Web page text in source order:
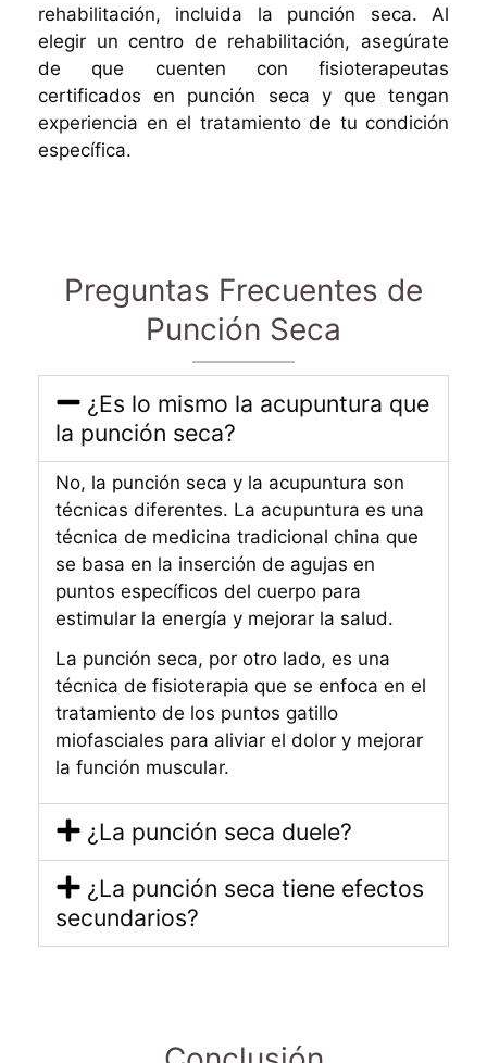
rehabilitación, incluida la punción seca. Al
elegir un centro de rehabilitación, asegúrate
de que cuenten con fisioterapeutas
certificados en punción seca y que tengan
experiencia en el tratamiento de tu condición
específica.
Preguntas Frecuentes de
Punción Seca
¿Es lo mismo la acupuntura que
la punción seca?
No, la punción seca y la acupuntura son
técnicas diferentes. La acupuntura es una
técnica de medicina tradicional china que
se basa en la inserción de agujas en
puntos específicos del cuerpo para
estimular la energía y mejorar la salud.
La punción seca, por otro lado, es una
técnica de fisioterapia que se enfoca en el
tratamiento de los puntos gatillo
miofasciales para aliviar el dolor y mejorar
la función muscular.
¿La punción seca duele?
¿La punción seca tiene efectos
secundarios?